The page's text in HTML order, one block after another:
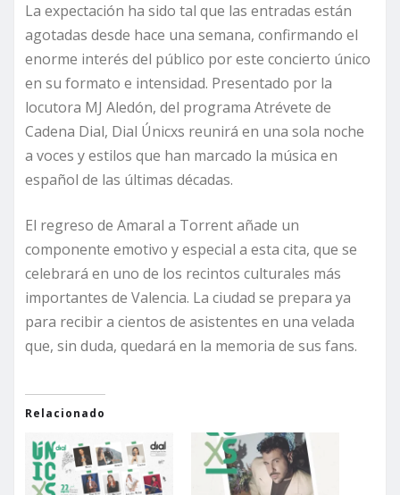
La expectación ha sido tal que las entradas están
agotadas desde hace una semana, confirmando el
enorme interés del público por este concierto único
en su formato e intensidad. Presentado por la
locutora MJ Aledón, del programa Atrévete de
Cadena Dial, Dial Únicxs reunirá en una sola noche
a voces y estilos que han marcado la música en
español de las últimas décadas.
El regreso de Amaral a Torrent añade un
componente emotivo y especial a esta cita, que se
celebrará en uno de los recintos culturales más
importantes de Valencia. La ciudad se prepara ya
para recibir a cientos de asistentes en una velada
que, sin duda, quedará en la memoria de sus fans.
Relacionado